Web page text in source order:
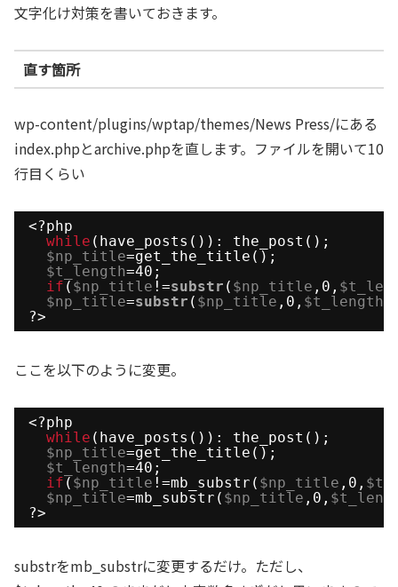
文字化け対策を書いておきます。
直す箇所
wp-content/plugins/wptap/themes/News Press/にある
index.phpとarchive.phpを直します。ファイルを開いて10
行目くらい
<?php
while (have_posts()): the_post();
$np_title=get_the_title();
$t_length=40;
if ( $np_title !=substr ( $np_title ,0,
$np_title=substr ( $np_title ,0, $t_length
?>
ここを以下のように変更。
<?php
while (have_posts()): the_post();
$np_title=get_the_title();
$t_length=40;
if ( $np_title !=mb_substr( $np_title ,0,
$np_title=mb_substr( $np_title ,0,
?>
substrをmb_substrに変更するだけ。ただし、